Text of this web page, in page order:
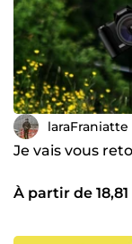
laraFraniatte
Je vais vous
À partir de 18,81